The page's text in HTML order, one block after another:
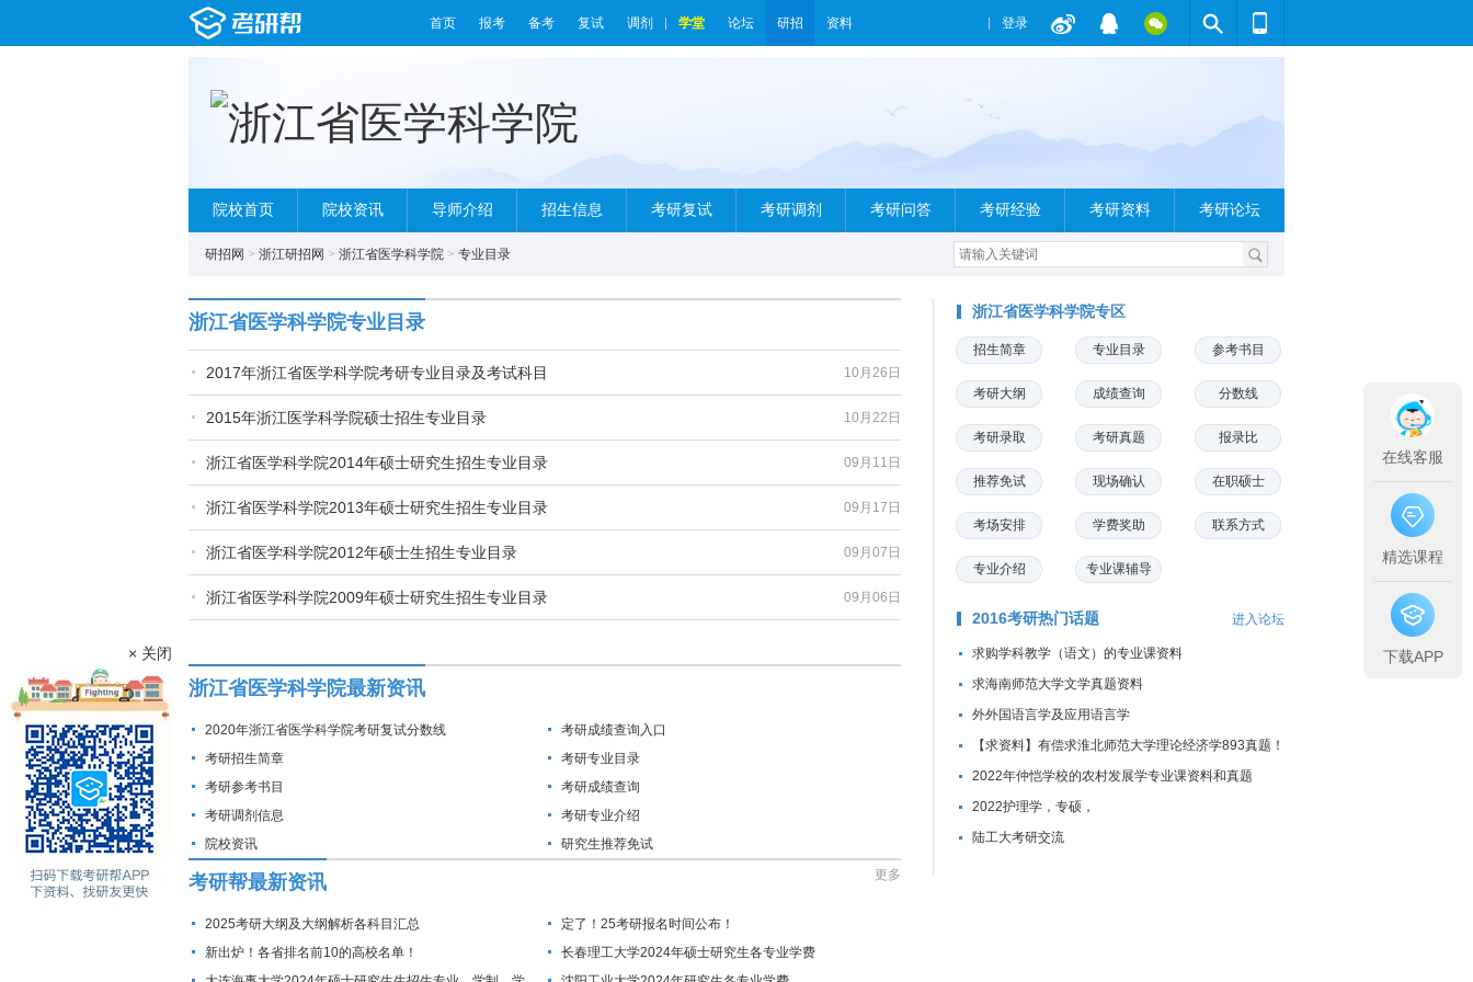
首页 报考 备考 复试 调剂 学堂 论坛 研招 资料 登录
院校首页 院校资讯 导师介绍 招生信息 考研复试 考研调剂 考研问答 考研经验 考研资料 考研论坛
研招网 > 浙江研招网 > 浙江省医学科学院 > 专业目录
浙江省医学科学院专业目录
10月26日
2017年浙江省医学科学院考研专业目录及考试科目
10月22日
2015年浙江医学科学院硕士招生专业目录
09月11日
浙江省医学科学院2014年硕士研究生招生专业目录
09月17日
浙江省医学科学院2013年硕士研究生招生专业目录
09月07日
浙江省医学科学院2012年硕士生招生专业目录
09月06日
浙江省医学科学院2009年硕士研究生招生专业目录
浙江省医学科学院最新资讯
2020年浙江省医学科学院考研复试分数线
考研成绩查询入口
考研招生简章
考研专业目录
考研参考书目
考研成绩查询
考研调剂信息
考研专业介绍
院校资讯
研究生推荐免试
考研帮最新资讯 更多
2025考研大纲及大纲解析各科目汇总
定了！25考研报名时间公布！
新出炉！各省排名前10的高校名单！
长春理工大学2024年硕士研究生各专业学费
浙江省医学科学院专区
招生简章 专业目录 参考书目
考研大纲 成绩查询 分数线
考研录取 考研真题 报录比
推荐免试 现场确认 在职硕士
考场安排 学费奖助 联系方式
专业介绍 专业课辅导
2016考研热门话题 进入论坛
求购学科教学（语文）的专业课资料
求海南师范大学文学真题资料
外外国语言学及应用语言学
【求资料】有偿求淮北师范大学理论经济学893真题！
2022年仲恺学校的农村发展学专业课资料和真题
2022护理学，专硕，
陆工大考研交流
× 关闭
在线客服
精选课程
下载APP